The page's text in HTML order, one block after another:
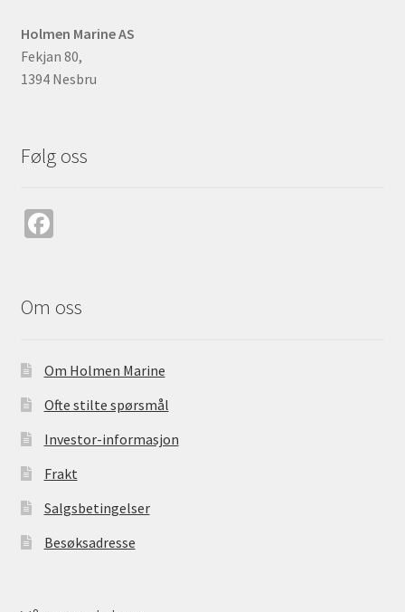
Holmen Marine AS
Fekjan 80,
1394 Nesbru
Følg oss
Fa
o
k
Om oss
Om Holmen Marine
Ofte stilte spørsmål
Investor-informasjon
Frakt
Salgsbetingelser
Besøksadresse